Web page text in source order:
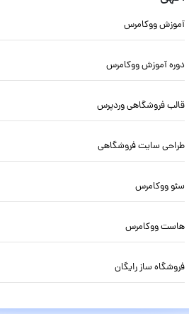
آموزش ووکامرس
دوره آموزش ووکامرس
قالب فروشگاهی وردپرس
طراحی سایت فروشگاهی
سئو ووکامرس
هاست ووکامرس
فروشگاه ساز رایگان